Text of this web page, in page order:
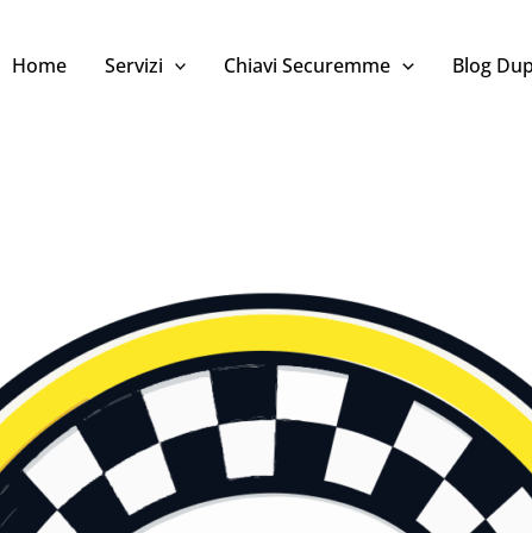
Home Servizi Chiavi Securemme Blog